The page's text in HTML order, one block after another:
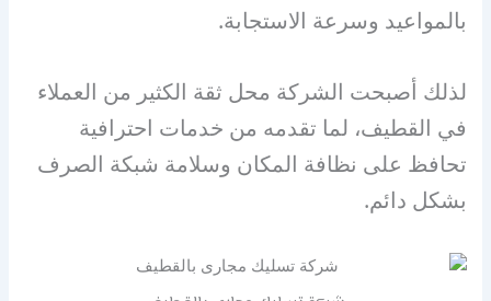
بالمواعيد وسرعة الاستجابة.
لذلك أصبحت الشركة محل ثقة الكثير من العملاء
في القطيف، لما تقدمه من خدمات احترافية
تحافظ على نظافة المكان وسلامة شبكة الصرف
بشكل دائم.